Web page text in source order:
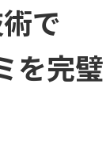
で
を完璧